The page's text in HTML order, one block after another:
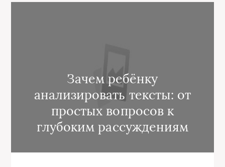
Зачем ребёнку
анализировать тексты: от
простых вопросов к
глубоким рассуждениям